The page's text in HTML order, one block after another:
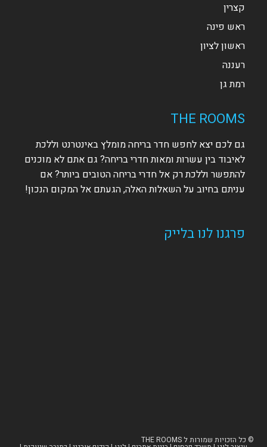
קצרין
ראש פינה
ראשון לציון
רעננה
רמת גן
THE ROOMS
גם לכם יצא לחפש חדר בריחה מומלץ באינטרנט וללכת
לאיבוד בין עשרות ומאות חדרי בריחה? גם אתם לא מוכנים
להתפשר וללכת רק אל חדרי בריחה הטובים ביותר? אם
עניתם בחיוב על השאלות האלה, הגעתם אל המקום הנכון!
פרגנו לנו בלייק
© ​כל הזכויות שמורות ל THE ROOMS